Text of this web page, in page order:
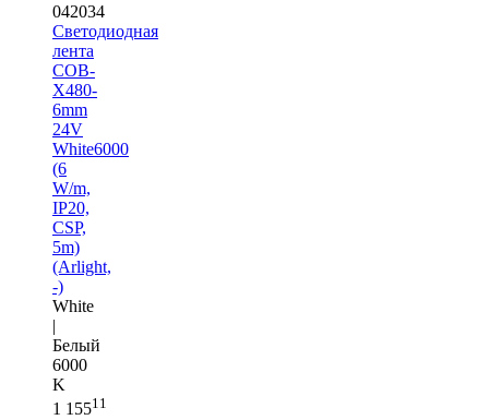
042034
Светодиодная
лента
COB-
X480-
6mm
24V
White6000
(6
W/m,
IP20,
CSP,
5m)
(Arlight,
-)
White
|
Белый
6000
K
1 15511